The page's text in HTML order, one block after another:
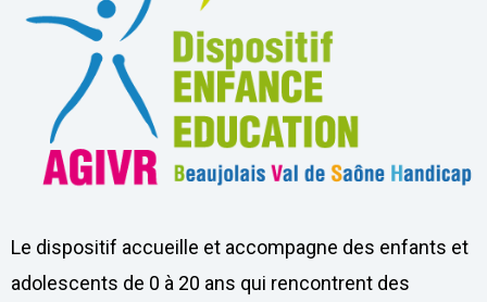
Le dispositif accueille et accompagne des enfants et
adolescents de 0 à 20 ans qui rencontrent des